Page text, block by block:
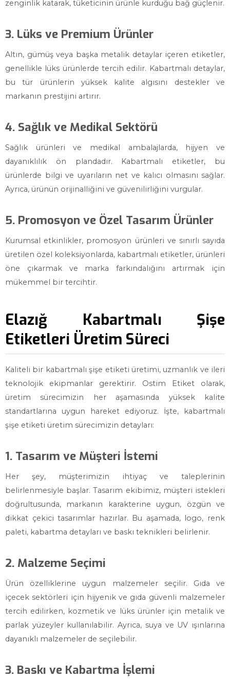
zenginlik katarak, tüketicinin ürünle kurduğu bağ güçlenir.
3. Lüks ve Premium Ürünler
Altın, gümüş veya başka metalik detaylar içeren etiketler,
genellikle lüks ürünlerde tercih edilir. Kabartmalı detaylar,
bu tür ürünlerin yüksek kalite algısını destekler ve
markanın prestijini artırır.
4. Sağlık ve Medikal Sektörü
Sağlık ürünleri ve medikal ambalajlarda, hijyen ve
dayanıklılık ön plandadır. Kabartmalı etiketler, bu
ürünlerde bilgi ve uyarıların net ve kalıcı olmasını sağlar.
Ayrıca, ürünün orijinalliğini ve güvenilirliğini vurgular.
5. Promosyon ve Özel Tasarım Ürünler
Kurumsal etkinlikler, promosyon ürünleri ve sınırlı sayıda
üretilen özel koleksiyonlarda, kabartmalı etiketler, ürünleri
öne çıkarmak ve marka farkındalığını artırmak için
mükemmel bir tercihtir.
Elazığ Kabartmalı Şişe
Etiketleri Üretim Süreci
Kaliteli bir kabartmalı şişe etiketi üretimi, uzmanlık ve ileri
teknolojik ekipmanlar gerektirir. Ostim Etiket olarak,
üretim sürecimizin her aşamasında yüksek kalite
standartlarına uygun hareket ediyoruz. İşte, kabartmalı
şişe etiketi üretim sürecimizin detayları:
1. Tasarım ve Müşteri İstemi
Her şey, müşterimizin ihtiyaç ve taleplerinin
belirlenmesiyle başlar. Tasarım ekibimiz, müşteri istekleri
doğrultusunda, markanın karakterine uygun, özgün ve
dikkat çekici tasarımlar hazırlar. Bu aşamada, logo, renk
paleti, kabartma detayları ve baskı teknikleri belirlenir.
2. Malzeme Seçimi
Ürün özelliklerine uygun malzemeler seçilir. Gıda ve
içecek sektörleri için hijyenik ve gıda güvenli malzemeler
tercih edilirken, kozmetik ve lüks ürünler için metalik ve
parlak yüzeyler kullanılabilir. Ayrıca, suya ve UV ışınlarına
dayanıklı malzemeler de seçilebilir.
3. Baskı ve Kabartma İşlemi